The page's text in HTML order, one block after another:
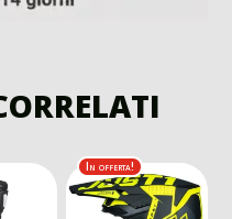
In offerta!